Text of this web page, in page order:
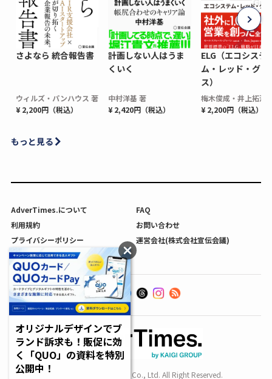
さよなら 統合報告書
ウィルズ・パンハウス 著
¥ 2,200円（税込）
計画しない人はうま
くいく
中村洋基 著
¥ 2,420円（税込）
ELG（エコシステ
ム・レッド・グロ
ス）
梅木俊成・井上拓海
¥ 2,200円（税込）
もっと見る
AdverTimes.について
FAQ
利用規約
お問い合わせ
プライバシーポリシー
運営会社(株式会社宣伝会議)
利用者情報の外部送信について
Copyright SENDENKAIGI Co., Ltd. All Right Reserved.
オリジナルデザインでブ
ランド訴求も！販促に効
く「QUO」の資料を特別
公開中！